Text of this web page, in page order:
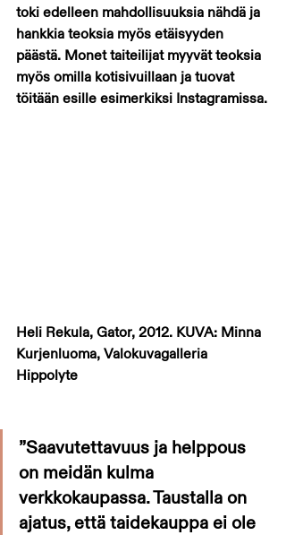
toki edelleen mahdollisuuksia nähdä ja
hankkia teoksia myös etäisyyden
päästä. Monet taiteilijat myyvät teoksia
myös omilla kotisivuillaan ja tuovat
töitään esille esimerkiksi Instagramissa.
Heli Rekula, Gator, 2012. KUVA: Minna
Kurjenluoma, Valokuvagalleria
Hippolyte
”Saavutettavuus ja helppous
on meidän kulma
verkkokaupassa. Taustalla on
ajatus, että taidekauppa ei ole